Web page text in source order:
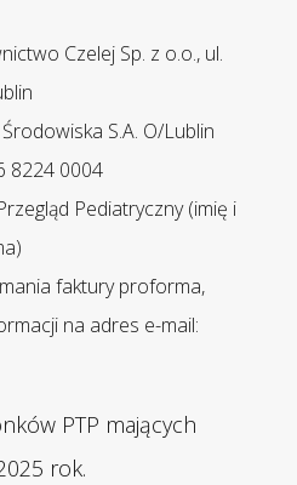
Czelej Sp. z o.o., ul.
S.A. O/Lublin
8224 0004
Pediatryczny (imię i
faktury proforma,
na adres e-mail:
PTP mających
rok.